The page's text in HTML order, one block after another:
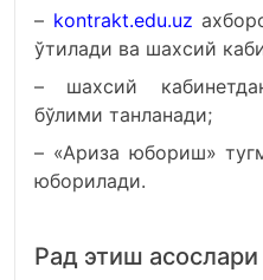
– kontrakt.edu.uz
ўтилади ва шахсий
– шахсий
бўлими танланади;
– «Ариза юбориш»
юборилади.
Рад этиш асослари